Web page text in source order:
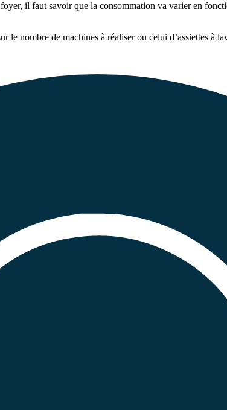
il faut savoir que la consommation va varier en
le nombre de machines à réaliser ou celui d’assiettes